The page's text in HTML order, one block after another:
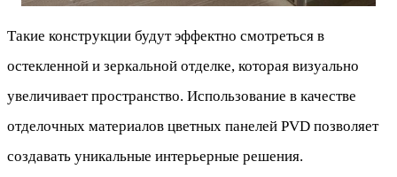
Такие конструкции будут эффектно смотреться в
остекленной и зеркальной отделке, которая визуально
увеличивает пространство. Использование в качестве
отделочных материалов цветных панелей PVD позволяет
создавать уникальные интерьерные решения.